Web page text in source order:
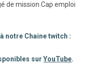
de mission Cap emploi
notre Chaine twitch :
sur YouTube.